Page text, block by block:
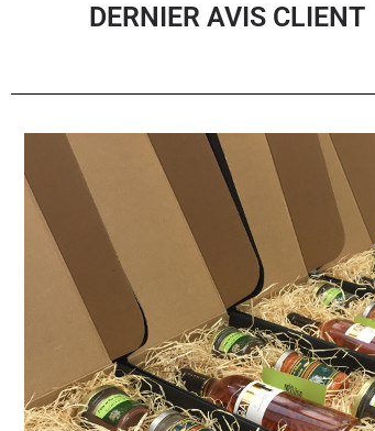
DERNIER AVIS CLIENT